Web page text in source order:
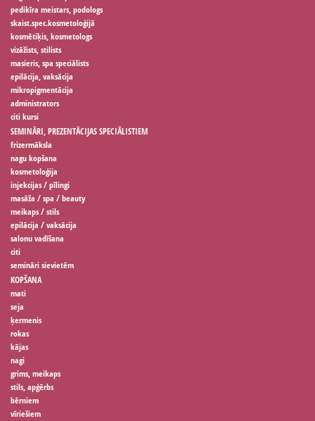
pedikīra meistars, podologs
skaist.spec.kosmetoloģijā
kosmētiķis, kosmetologs
vizāžists, stilists
masieris, spa speciālists
epilācija, vaksācija
mikropigmentācija
administrators
citi kursi
SEMINĀRI, PREZENTĀCIJAS SPECIĀLISTIEM
frizermāksla
nagu kopšana
kosmetoloģija
injekcijas / pīlingi
masāža / spa / beauty
meikaps / stils
epilācija / vaksācija
salonu vadīšana
citi
semināri sievietēm
KOPŠANA
mati
seja
ķermenis
rokas
kājas
nagi
grims, meikaps
stils, apģērbs
bērniem
vīriešiem